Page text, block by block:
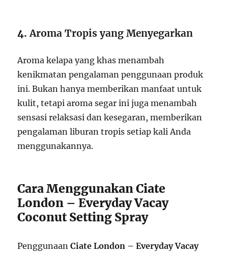
4.Aroma Tropis yang Menyegarkan
Aroma kelapa yang khas menambah
kenikmatan pengalaman penggunaan produk
ini. Bukan hanya memberikan manfaat untuk
kulit, tetapi aroma segar ini juga menambah
sensasi relaksasi dan kesegaran, memberikan
pengalaman liburan tropis setiap kali Anda
menggunakannya.
Cara Menggunakan Ciate
London – Everyday Vacay
Coconut Setting Spray
PenggunaanCiate London – Everyday Vacay